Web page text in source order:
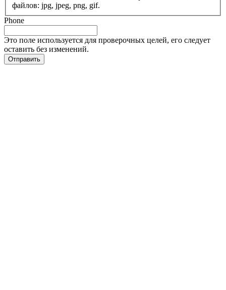
файлов: jpg, jpeg, png, gif.
Phone
Это поле используется для проверочных целей, его следует
оставить без изменений.